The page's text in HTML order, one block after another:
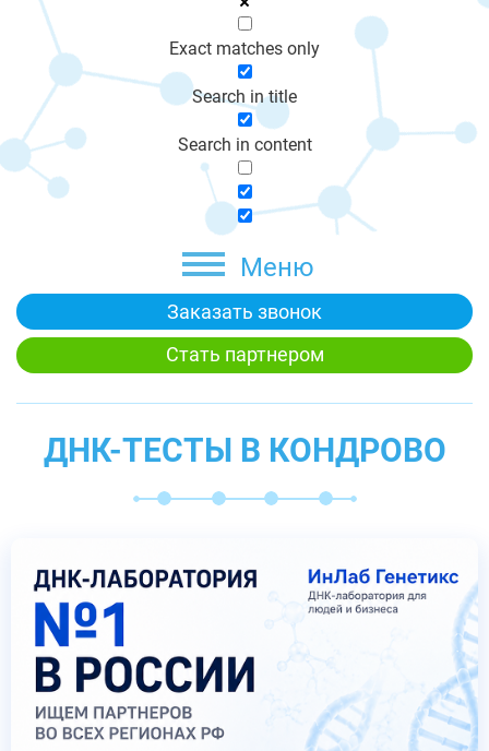
Exact matches only
Search in title
Search in content
Меню
Заказать звонок
Стать партнером
ДНК-ТЕСТЫ В КОНДРОВО